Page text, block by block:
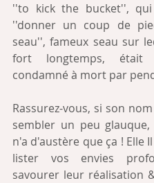
''to kick the bucket'',
''donner un coup de
seau'', fameux seau sur
fort longtemps, était
condamné à mort par
Rassurez-vous, si son
sembler un peu
n'a d'austère que ça ! Elle
lister vos envies
savourer leur réalisation